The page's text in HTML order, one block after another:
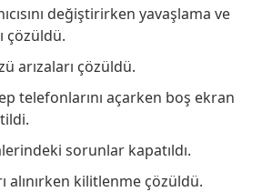
değiştirirken yavaşlama ve
çözüldü.
arızaları çözüldü.
telefonlarını açarken boş ekran
sorunlar kapatıldı.
alınırken kilitlenme çözüldü.